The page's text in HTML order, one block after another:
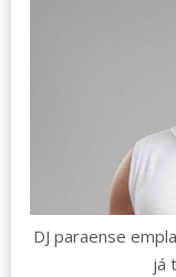
DJ paraense
já